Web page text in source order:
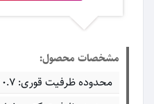
مشخصات محصول:
محدوده ظرفیت قوری: ۰.۷ تا ۱.۰ لیتر